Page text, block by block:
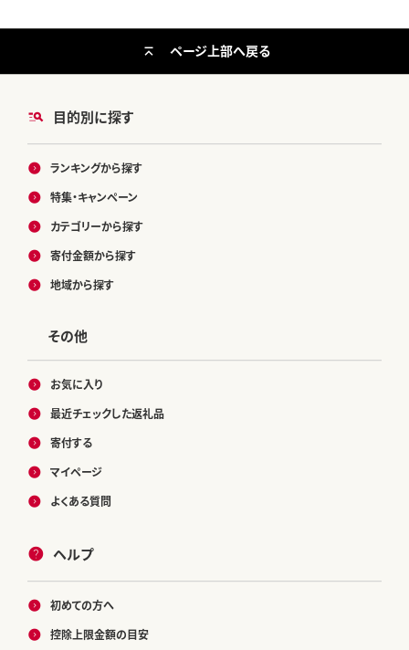
目的別に探す
ランキングから探す
特集・キャンペーン
カテゴリーから探す
寄付金額から探す
地域から探す
その他
お気に入り
最近チェックした返礼品
寄付する
マイページ
よくある質問
ヘルプ
初めての方へ
控除上限金額の目安
ページ上部へ戻る